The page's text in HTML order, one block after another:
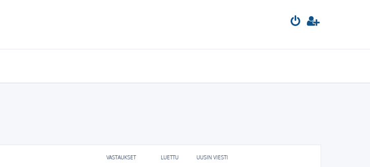
VASTAUKSET LUETTU UUSIN VIESTI